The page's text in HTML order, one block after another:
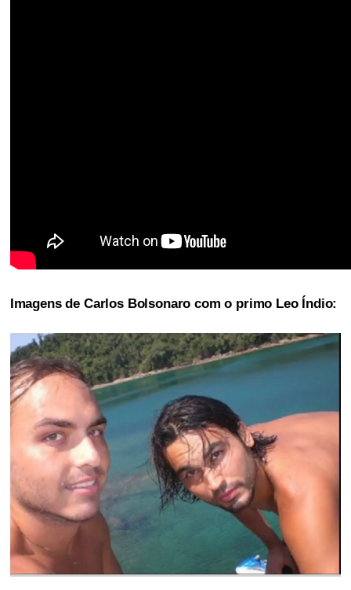
Imagens de Carlos Bolsonaro com o primo Leo Índio: